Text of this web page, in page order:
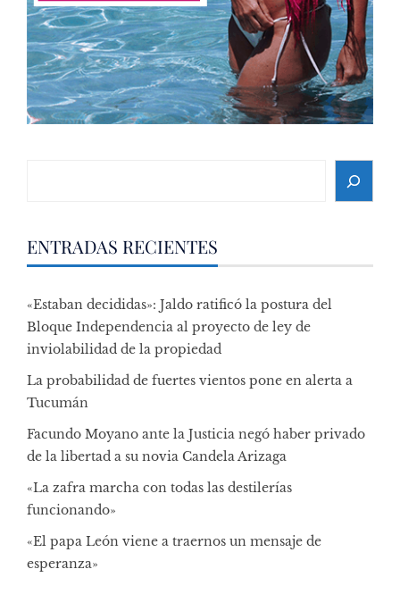
ENTRADAS RECIENTES
«Estaban decididas»: Jaldo ratificó la postura del
Bloque Independencia al proyecto de ley de
inviolabilidad de la propiedad
La probabilidad de fuertes vientos pone en alerta a
Tucumán
Facundo Moyano ante la Justicia negó haber privado
de la libertad a su novia Candela Arizaga
«La zafra marcha con todas las destilerías
funcionando»
«El papa León viene a traernos un mensaje de
esperanza»